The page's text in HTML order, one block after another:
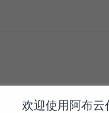
暂时性关闭等不可抗
欢迎使用阿布云